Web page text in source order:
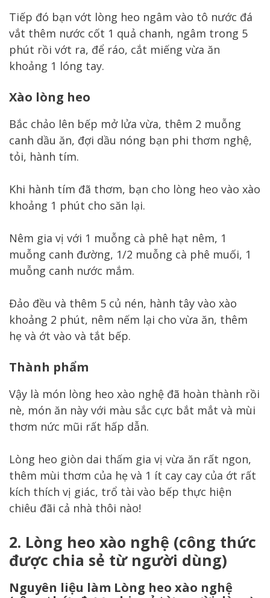
Tiếp đó bạn vớt lòng heo ngâm vào tô nước đá
vắt thêm nước cốt 1 quả chanh, ngâm trong 5
phút rồi vớt ra, để ráo, cắt miếng vừa ăn
khoảng 1 lóng tay.
Xào lòng heo
Bắc chảo lên bếp mở lửa vừa, thêm 2 muỗng
canh dầu ăn, đợi dầu nóng bạn phi thơm nghệ,
tỏi, hành tím.
Khi hành tím đã thơm, bạn cho lòng heo vào xào
khoảng 1 phút cho săn lại.
Nêm gia vị với 1 muỗng cà phê hạt nêm, 1
muỗng canh đường, 1/2 muỗng cà phê muối, 1
muỗng canh nước mắm.
Đảo đều và thêm 5 củ nén, hành tây vào xào
khoảng 2 phút, nêm nếm lại cho vừa ăn, thêm
hẹ và ớt vào và tắt bếp.
Thành phẩm
Vậy là món lòng heo xào nghệ đã hoàn thành rồi
nè, món ăn này với màu sắc cực bắt mắt và mùi
thơm nức mũi rất hấp dẫn.
Lòng heo giòn dai thấm gia vị vừa ăn rất ngon,
thêm mùi thơm của hẹ và 1 ít cay cay của ớt rất
kích thích vị giác, trổ tài vào bếp thực hiện
chiêu đãi cả nhà thôi nào!
2. Lòng heo xào nghệ (công thức
được chia sẻ từ người dùng)
Nguyên liệu làm Lòng heo xào nghệ